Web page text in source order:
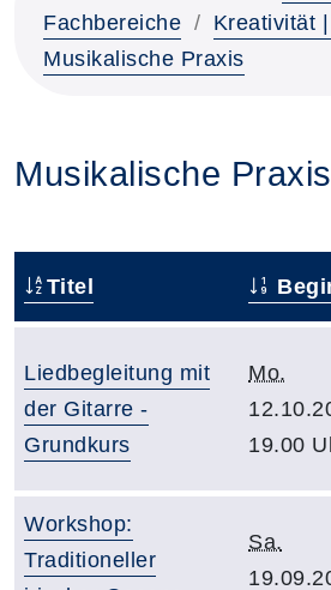
Fachbereiche
Kreativität
Musikalische Praxis
Musikalische Praxis
Titel
Liedbegleitung mit
der Gitarre -
Grundkurs
Mo.
19.00
Workshop:
Traditioneller
Sa.